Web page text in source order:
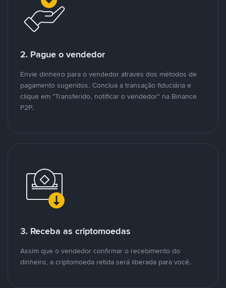
2. Pague o vendedor
Envie dinheiro para o vendedor através dos métodos de
pagamento sugeridos. Conclua a transação fiduciária e
clique em "Transferido, notificar o vendedor" na Binance
P2P.
3. Receba as criptomoedas
Assim que o vendedor confirmar o recebimento do
dinheiro, a criptomoeda retida será liberada para você.